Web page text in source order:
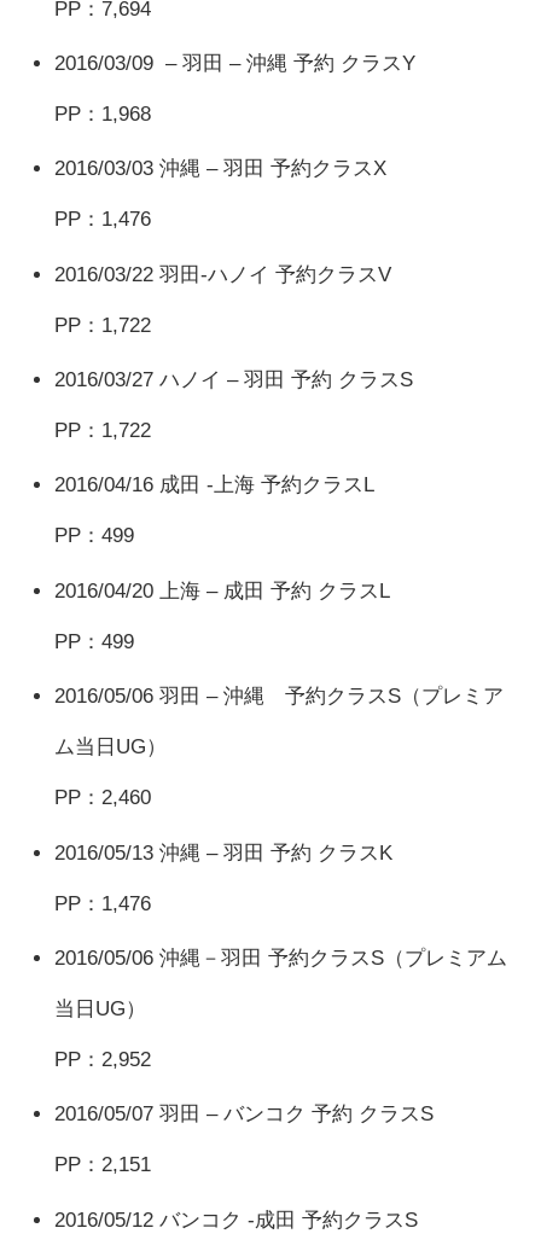
PP：7,694
2016/03/09 – 羽田 – 沖縄 予約 クラスY
PP：1,968
2016/03/03 沖縄 – 羽田 予約クラスX
PP：1,476
2016/03/22 羽田-ハノイ 予約クラスV
PP：1,722
2016/03/27 ハノイ – 羽田 予約 クラスS
PP：1,722
2016/04/16 成田 -上海 予約クラスL
PP：499
2016/04/20 上海 – 成田 予約 クラスL
PP：499
2016/05/06 羽田 – 沖縄 予約クラスS（プレミア
ム当日UG）
PP：2,460
2016/05/13 沖縄 – 羽田 予約 クラスK
PP：1,476
2016/05/06 沖縄－羽田 予約クラスS（プレミアム
当日UG）
PP：2,952
2016/05/07 羽田 – バンコク 予約 クラスS
PP：2,151
2016/05/12 バンコク -成田 予約クラスS